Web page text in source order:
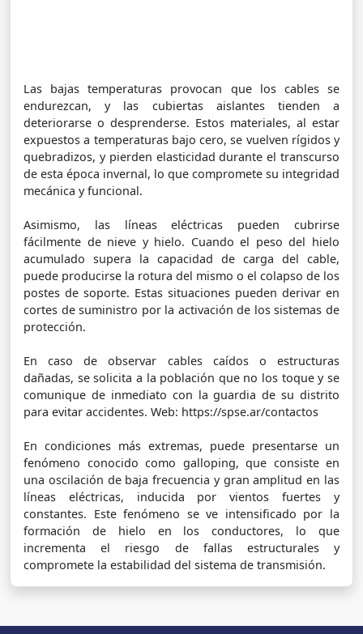
Las bajas temperaturas provocan que los cables se
endurezcan, y las cubiertas aislantes tienden a
deteriorarse o desprenderse. Estos materiales, al estar
expuestos a temperaturas bajo cero, se vuelven rígidos y
quebradizos, y pierden elasticidad durante el transcurso
de esta época invernal, lo que compromete su integridad
mecánica y funcional.
Asimismo, las líneas eléctricas pueden cubrirse
fácilmente de nieve y hielo. Cuando el peso del hielo
acumulado supera la capacidad de carga del cable,
puede producirse la rotura del mismo o el colapso de los
postes de soporte. Estas situaciones pueden derivar en
cortes de suministro por la activación de los sistemas de
protección.
En caso de observar cables caídos o estructuras
dañadas, se solicita a la población que no los toque y se
comunique de inmediato con la guardia de su distrito
para evitar accidentes. Web: https://spse.ar/contactos
En condiciones más extremas, puede presentarse un
fenómeno conocido como galloping, que consiste en
una oscilación de baja frecuencia y gran amplitud en las
líneas eléctricas, inducida por vientos fuertes y
constantes. Este fenómeno se ve intensificado por la
formación de hielo en los conductores, lo que
incrementa el riesgo de fallas estructurales y
compromete la estabilidad del sistema de transmisión.